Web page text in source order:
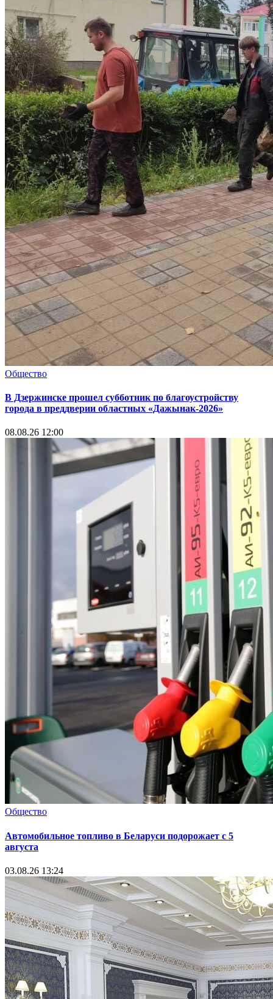
Общество
В Дзержинске прошел субботник по благоустройству
города в преддверии областных «Дажынак-2026»
08.08.26 12:00
Общество
Автомобильное топливо в Беларуси подорожает с 5
августа
03.08.26 13:24